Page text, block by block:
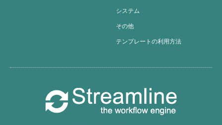
システム
その他
テンプレートの利用方法